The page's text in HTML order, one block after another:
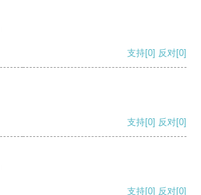
支持[0] 反对[0]
支持[0] 反对[0]
支持[0] 反对[0]